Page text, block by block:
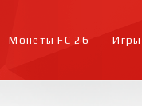
Монеты FC 26